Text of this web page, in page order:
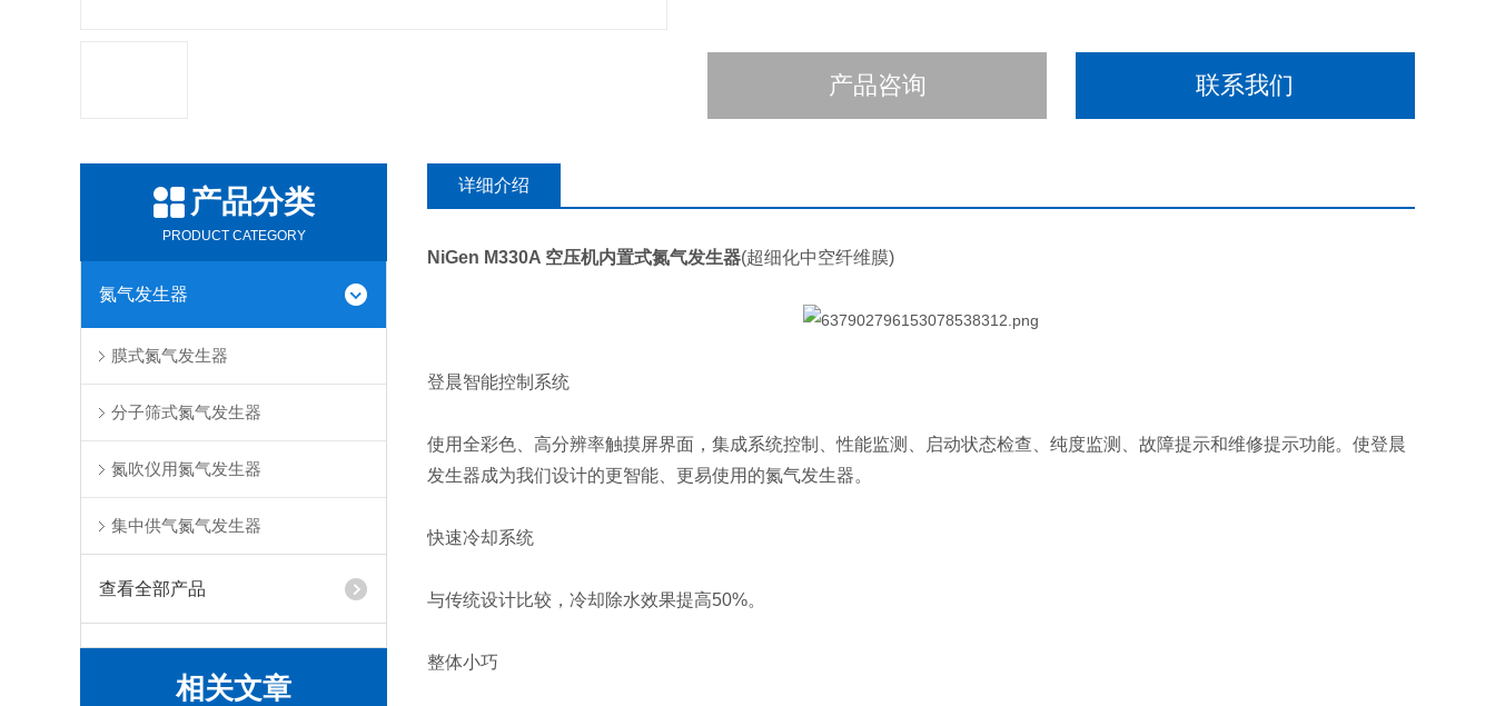
产品咨询 联系我们
产品分类
PRODUCT CATEGORY
氮气发生器
膜式氮气发生器
分子筛式氮气发生器
氮吹仪用氮气发生器
集中供气氮气发生器
查看全部产品
相关文章
详细介绍
NiGen M330A 空压机内置式氮气发生器(超细化中空纤维膜)
登晨智能控制系统
使用全彩色、高分辨率触摸屏界面，集成系统控制、性能监测、启动状态检查、纯度监测、故障提示和维修提示功能。使登晨
发生器成为我们设计的更智能、更易使用的氮气发生器。
快速冷却系统
与传统设计比较，冷却除水效果提高50%。
整体小巧